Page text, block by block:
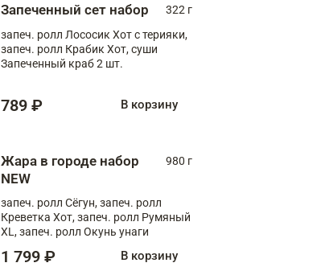
Запеченный сет набор
322 г
запеч. ролл Лососик Хот с терияки,
запеч. ролл Крабик Хот, суши
Запеченный краб 2 шт.
789 ₽ В корзину
Жара в городе набор
NEW
980 г
запеч. ролл Сёгун, запеч. ролл
Креветка Хот, запеч. ролл Румяный
XL, запеч. ролл Окунь унаги
1 799 ₽ В корзину